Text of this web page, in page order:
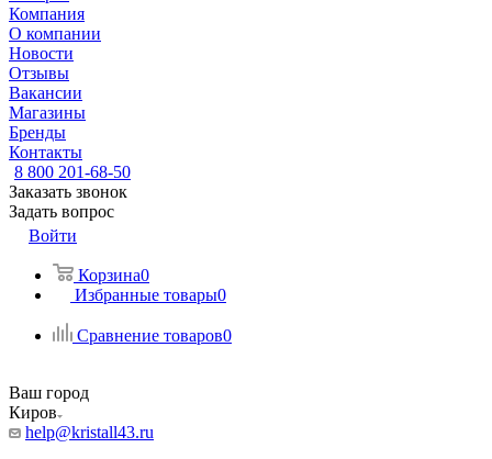
Компания
О компании
Новости
Отзывы
Вакансии
Магазины
Бренды
Контакты
8 800 201-68-50
Заказать звонок
Задать вопрос
Войти
Корзина0
Избранные товары0
Сравнение товаров0
Ваш город
Киров
help@kristall43.ru